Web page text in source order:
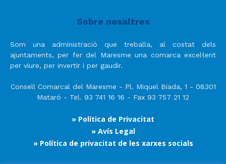
Sobre nosaltres
Som una administració que treballa, al costat dels
ajuntaments, per fer del Maresme una comarca excel·lent
per viure, per invertir i per gaudir.
Consell Comarcal del Maresme - Pl. Miquel Biada, 1 - 08301
Mataró - Tel. 93 741 16 16 - Fax 93 757 21 12
» Política de Privacitat
» Avís Legal
» Política de privacitat de les xarxes socials